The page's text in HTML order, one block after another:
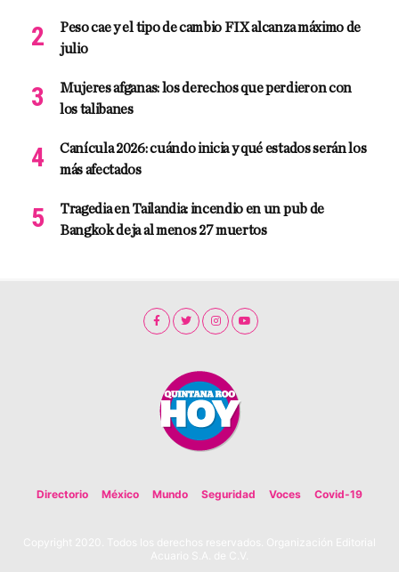
Peso cae y el tipo de cambio FIX alcanza máximo de
julio
Mujeres afganas: los derechos que perdieron con
los talibanes
Canícula 2026: cuándo inicia y qué estados serán los
más afectados
Tragedia en Tailandia: incendio en un pub de
Bangkok deja al menos 27 muertos
Directorio México Mundo Seguridad Voces Covid-19